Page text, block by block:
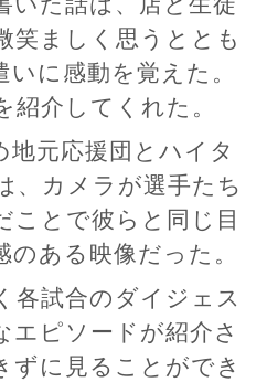
笑ましく思うととも
に感動を覚えた。
紹介してくれた。
地元応援団とハイタ
、カメラが選手たち
ことで彼らと同じ目
ある映像だった。
各試合のダイジェス
エピソードが紹介さ
ずに見ることができ